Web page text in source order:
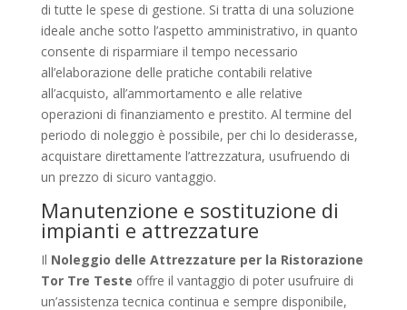
di tutte le spese di gestione. Si tratta di una soluzione
ideale anche sotto l’aspetto amministrativo, in quanto
consente di risparmiare il tempo necessario
all’elaborazione delle pratiche contabili relative
all’acquisto, all’ammortamento e alle relative
operazioni di finanziamento e prestito. Al termine del
periodo di noleggio è possibile, per chi lo desiderasse,
acquistare direttamente l’attrezzatura, usufruendo di
un prezzo di sicuro vantaggio.
Manutenzione e sostituzione di
impianti e attrezzature
Il Noleggio delle Attrezzature per la Ristorazione
Tor Tre Teste offre il vantaggio di poter usufruire di
un’assistenza tecnica continua e sempre disponibile,